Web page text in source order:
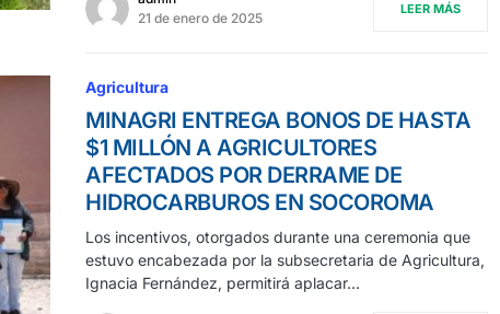
21 de enero de 2025
LEER MÁS
Agricultura
MINAGRI ENTREGA BONOS DE HASTA
$1 MILLÓN A AGRICULTORES
AFECTADOS POR DERRAME DE
HIDROCARBUROS EN SOCOROMA
Los incentivos, otorgados durante una ceremonia que
estuvo encabezada por la subsecretaria de Agricultura,
Ignacia Fernández, permitirá aplacar…